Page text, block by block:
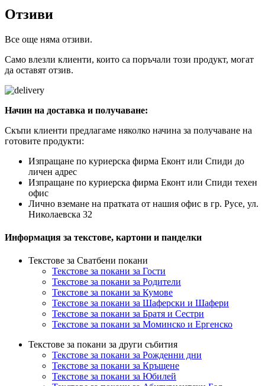
Отзиви
Все още няма отзиви.
Само влезли клиенти, които са поръчали този продукт, могат
да оставят отзив.
Начин на доставка и получаване:
Скъпи клиенти предлагаме няколко начина за получаване на
готовите продукти:
Изпращане по куриерска фирма Еконт или Спиди до
личен адрес
Изпращане по куриерска фирма Еконт или Спиди техен
офис
Лично вземане на пратката от нашия офис в гр. Русе, ул.
Николаевска 32
Информация за текстове, картони и панделки
Текстове за Сватбени покани
Текстове за покани за Гости
Текстове за покани за Родители
Текстове за покани за Кумове
Текстове за покани за Шаферски и Шафери
Текстове за покани за Братя и Сестри
Текстове за покани за Моминско и Ергенско
Текстове за покани за други събития
Текстове за покани за Рожденни дни
Текстове за покани за Кръщене
Текстове за покани за Юбилей